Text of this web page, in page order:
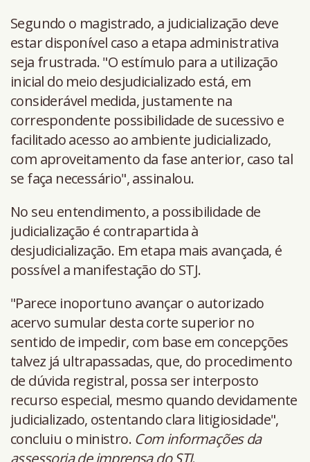
Segundo o magistrado, a judicialização deve
estar disponível caso a etapa administrativa
seja frustrada. "O estímulo para a utilização
inicial do meio desjudicializado está, em
considerável medida, justamente na
correspondente possibilidade de sucessivo e
facilitado acesso ao ambiente judicializado,
com aproveitamento da fase anterior, caso tal
se faça necessário", assinalou.
No seu entendimento, a possibilidade de
judicialização é contrapartida à
desjudicialização. Em etapa mais avançada, é
possível a manifestação do STJ.
"Parece inoportuno avançar o autorizado
acervo sumular desta corte superior no
sentido de impedir, com base em concepções
talvez já ultrapassadas, que, do procedimento
de dúvida registral, possa ser interposto
recurso especial, mesmo quando devidamente
judicializado, ostentando clara litigiosidade",
concluiu o ministro. Com informações da
assessoria de imprensa do STJ.